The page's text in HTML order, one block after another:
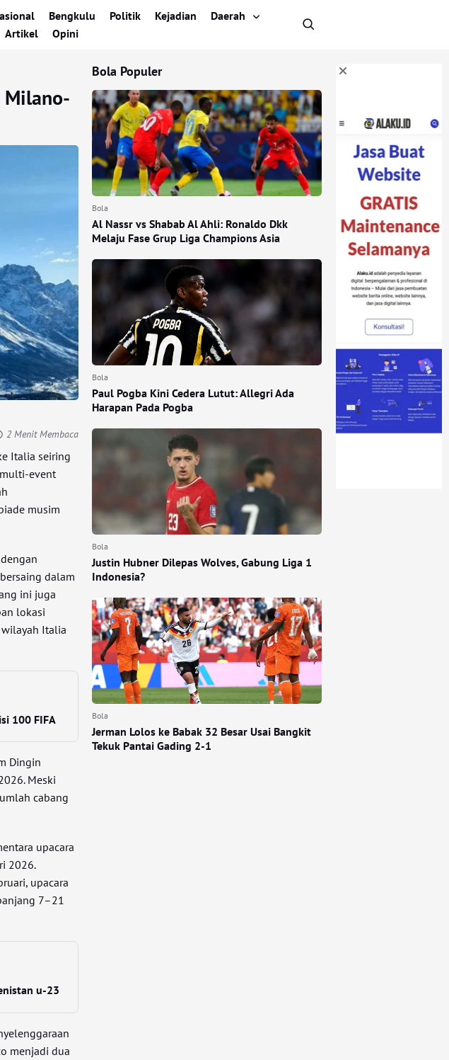
Bengkulu Politik Kejadian
Daerah
Artikel Opini
Milano-
2 Menit Membaca
Italia seiring
event
musim
dalam
ini juga
lokasi
Italia
100 FIFA
Dingin
Meski
cabang
upacara
2026.
upacara
7–21
u-23
menjadi dua
Bola Populer
Bola
Al Nassr vs Shabab Al Ahli: Ronaldo Dkk
Melaju Fase Grup Liga Champions Asia
Bola
Paul Pogba Kini Cedera Lutut: Allegri Ada
Harapan Pada Pogba
Bola
Justin Hubner Dilepas Wolves, Gabung Liga 1
Indonesia?
Bola
Jerman Lolos ke Babak 32 Besar Usai Bangkit
Tekuk Pantai Gading 2-1